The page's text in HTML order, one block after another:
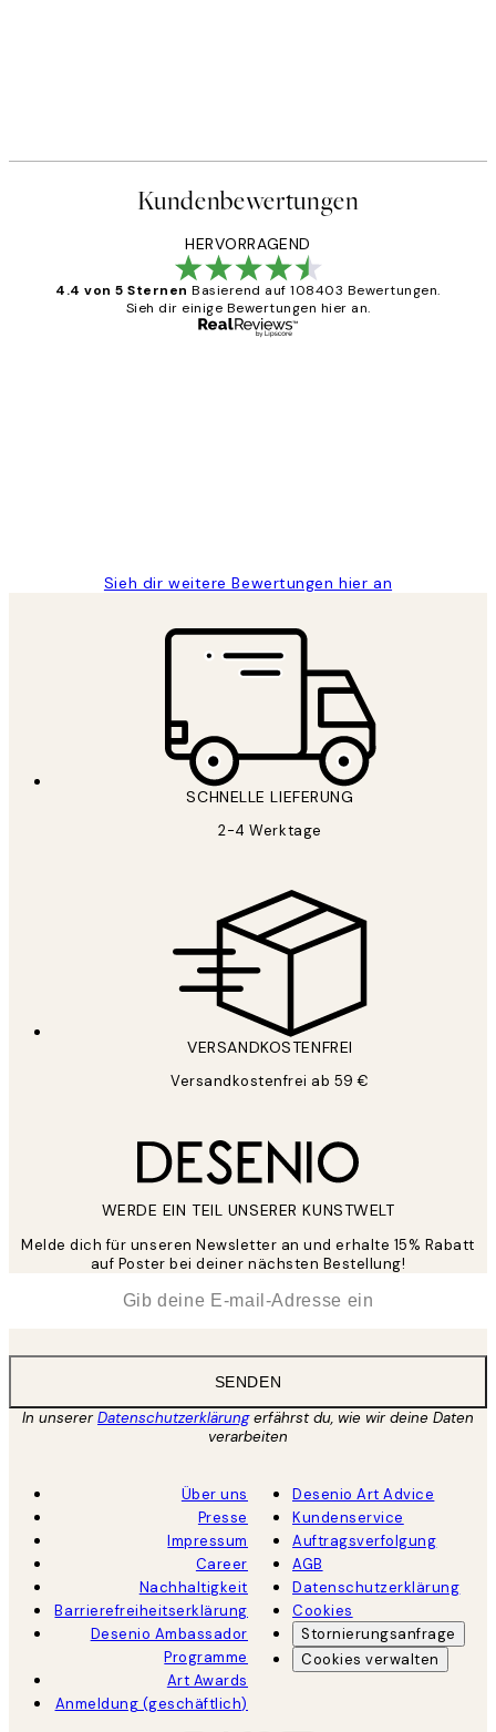
Kundenbewertungen
HERVORRAGEND
4.4 von 5 Sternen Basierend auf 108403 Bewertungen.
Sieh dir einige Bewertungen hier an.
Sieh dir weitere Bewertungen hier an
SCHNELLE LIEFERUNG
2-4 Werktage
VERSANDKOSTENFREI
Versandkostenfrei ab 59 €
WERDE EIN TEIL UNSERER KUNSTWELT
Melde dich für unseren Newsletter an und erhalte 15% Rabatt
auf Poster bei deiner nächsten Bestellung!
SENDEN
In unsererDatenschutzerklärungerfährst du, wie wir deine Daten
verarbeiten
Über uns
Presse
Impressum
Career
Nachhaltigkeit
Barrierefreiheitserklärung
Desenio Ambassador
Programme
Art Awards
Anmeldung (geschäftlich)
Desenio Art Advice
Kundenservice
Auftragsverfolgung
AGB
Datenschutzerklärung
Cookies
Stornierungsanfrage
Cookies verwalten